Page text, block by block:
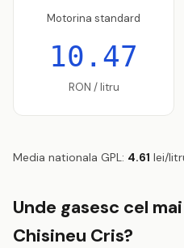
Motorina standard
10.47
RON / litru
Media nationala GPL: 4.61 lei/
Unde gasesc cel
Chisineu Cris?